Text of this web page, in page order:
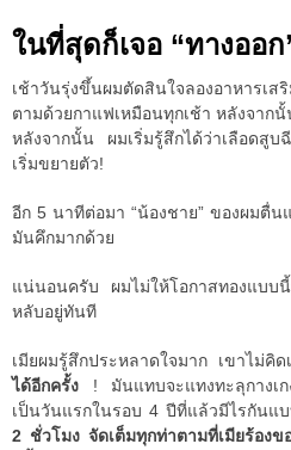
ในที่สุดก็เจอ “ทางออก
เช้าวันรุ่งขึ้นผมตัดสินใจลองอาหาร
ตามด้วยกาแฟเหมือนทุกเช้า หลังจาก
หลังจากนั้น ผมเริ่มรู้สึกได้ว่าเลือดสู
เริ่มขยายตัว!
อีก 5 นาทีต่อมา “น้องชาย” ของผมตื่
มันคึกมากด้วย
แน่นอนครับ ผมไม่ให้โอกาสทองแบบ
หลับอยู่ทันที
เมียผมรู้สึกประหลาดใจมาก เขาไม่คิด
ได้อีกครั้ง ! มันแทบจะแทงทะลุกางเ
เป็นวันแรกในรอบ 4 ปีที่แล้วมีไรกันแ
2 ชั่วโมง จัดเต็มทุกท่าตามที่เมียร้อง